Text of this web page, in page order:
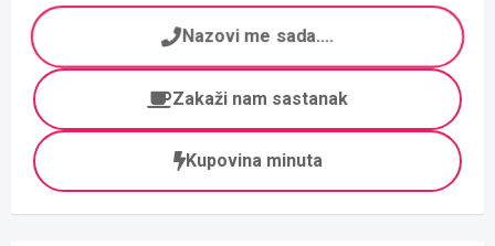
Nazovi me sada....
Zakaži nam sastanak
Kupovina minuta